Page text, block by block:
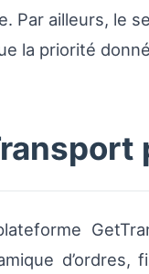
Par ailleurs, le
la priorité